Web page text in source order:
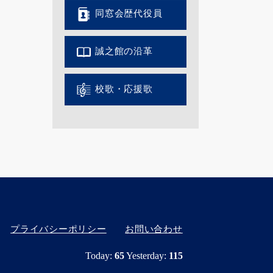
同窓会歴代役員
誠之館の沿革
校歌・応援歌
お問い合わせ
プライバシーポリシー